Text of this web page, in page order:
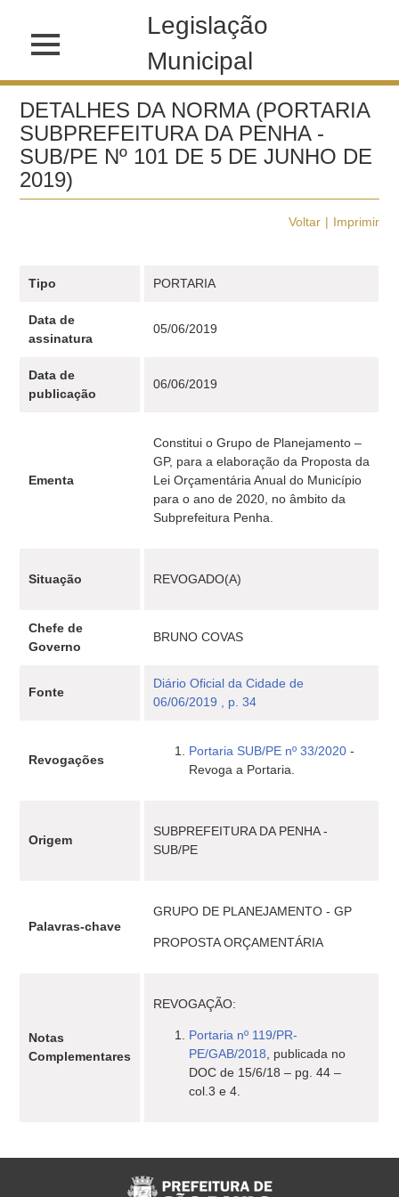
Legislação
Municipal
DETALHES DA NORMA (PORTARIA
SUBPREFEITURA DA PENHA -
SUB/PE Nº 101 DE 5 DE JUNHO DE
2019)
Voltar Imprimir
Tipo PORTARIA
Data de
assinatura
05/06/2019
Data de
publicação
06/06/2019
Ementa
Constitui o Grupo de Planejamento –
GP, para a elaboração da Proposta da
Lei Orçamentária Anual do Município
para o ano de 2020, no âmbito da
Subprefeitura Penha.
Situação REVOGADO(A)
Chefe de
Governo
BRUNO COVAS
Fonte
Diário Oficial da Cidade de
06/06/2019 , p. 34
Revogações
Portaria SUB/PE nº 33/2020 -
Revoga a Portaria.
Origem
SUBPREFEITURA DA PENHA -
SUB/PE
Palavras-chave
GRUPO DE PLANEJAMENTO - GP
PROPOSTA ORÇAMENTÁRIA
Notas
Complementares
REVOGAÇÃO:
Portaria nº 119/PR-
PE/GAB/2018 , publicada no
DOC de 15/6/18 – pg. 44 –
col.3 e 4.